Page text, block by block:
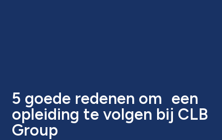
5 goede redenen om een
opleiding te volgen bij CLB
Group